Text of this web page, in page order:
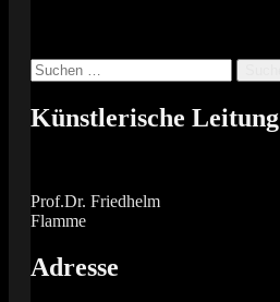
Suchen
nach:
Künstlerische Leitung
Prof.Dr. Friedhelm
Flamme
Adresse